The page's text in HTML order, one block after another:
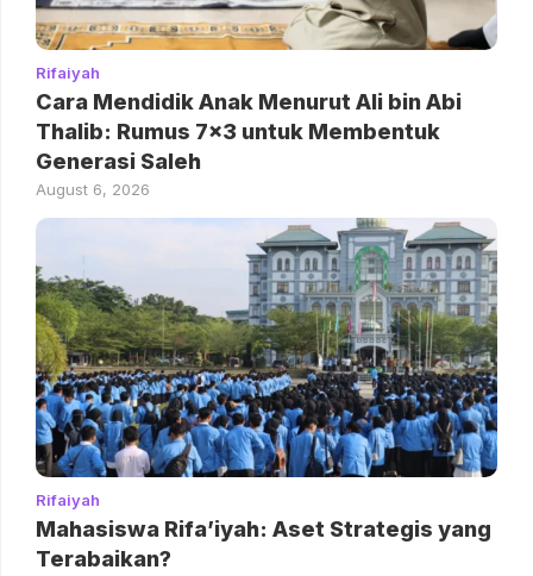
Rifaiyah
Cara Mendidik Anak Menurut Ali bin Abi
Thalib: Rumus 7×3 untuk Membentuk
Generasi Saleh
August 6, 2026
Rifaiyah
Mahasiswa Rifa’iyah: Aset Strategis yang
Terabaikan?